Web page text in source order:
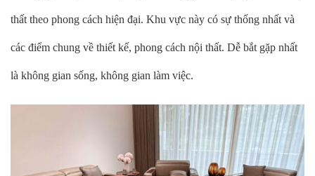
thất theo phong cách hiện đại. Khu vực này có sự thống nhất và
các điểm chung về thiết kế, phong cách nội thất. Dễ bắt gặp nhất
là không gian sống, không gian làm việc.